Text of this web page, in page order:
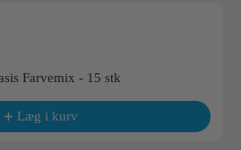
buttons to navigate through product
Farvemix - 15 stk
Læg i kurv